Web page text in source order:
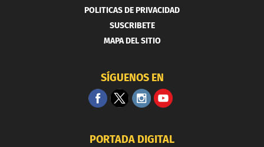
POLITICAS DE PRIVACIDAD
SUSCRIBETE
MAPA DEL SITIO
SÍGUENOS EN
PORTADA DIGITAL